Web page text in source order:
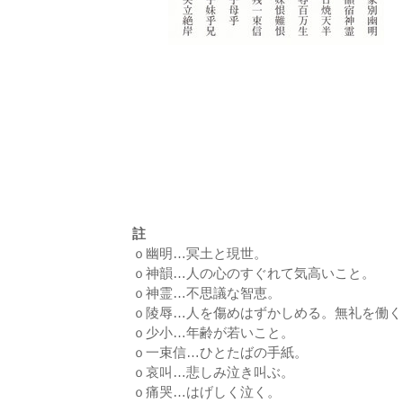
註
ｏ幽明…冥土と現世。
ｏ神韻…人の心のすぐれて気高いこと。
ｏ神霊…不思議な智恵。
ｏ陵辱…人を傷めはずかしめる。無礼を働
ｏ少小…年齢が若いこと。
ｏ一束信…ひとたばの手紙。
ｏ哀叫…悲しみ泣き叫ぶ。
ｏ痛哭…はげしく泣く。